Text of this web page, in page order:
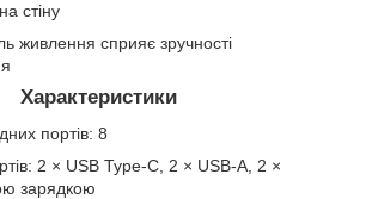
стіну
живлення сприяє зручності
Характеристики
портів: 8
2 × USB Type-C, 2 × USB-A, 2 ×
зарядкою